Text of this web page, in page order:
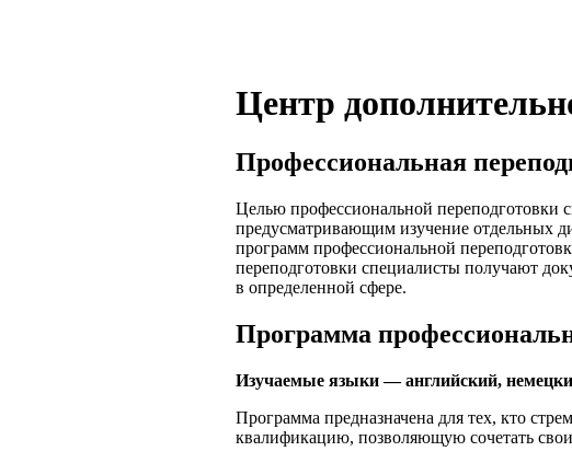
Центр
Профессиональная
Целью профессиональной переподготовки
предусматривающим изучение отдельных
программ профессиональной
переподготовки специалисты получают
в определенной сфере.
Программа
Изучаемые языки — английский,
Программа предназначена для тех, кто
квалификацию, позволяющую сочетать